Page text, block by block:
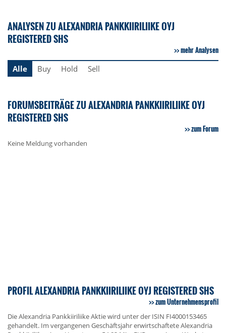
ANALYSEN ZU ALEXANDRIA PANKKIIRILIIKE OYJ
REGISTERED SHS
mehr Analysen
Alle
Buy Hold Sell
FORUMSBEITRÄGE ZU ALEXANDRIA PANKKIIRILIIKE OYJ
REGISTERED SHS
zum Forum
Keine Meldung vorhanden
PROFIL ALEXANDRIA PANKKIIRILIIKE OYJ REGISTERED SHS
zum Unternehmensprofil
Die Alexandria Pankkiiriliike Aktie wird unter der ISIN FI4000153465
gehandelt. Im vergangenen Geschäftsjahr erwirtschaftete Alexandria